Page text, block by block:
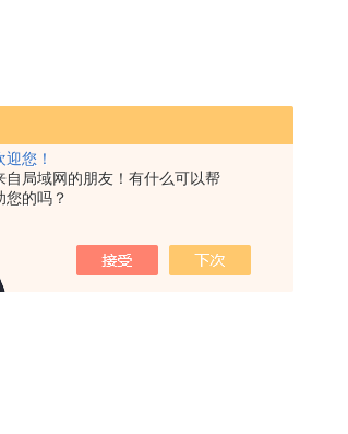
迎您！
自局域网的朋友！有什么可以帮
您的吗？